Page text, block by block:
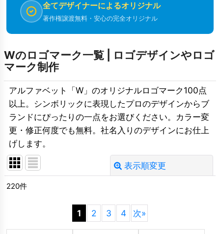
全てデザイナーによるオリジナル
著作権譲渡無料・安心の完全オリジナル
Wのロゴマーク一覧 | ロゴデザインやロゴ
マーク制作
アルファベット「W」のオリジナルロゴマーク100点
以上。シンボリックに表現したプロのデザインからブ
ランドにぴったりの一点をお選びください。カラー変
更・修正何度でも無料。社名入りのデザインにお仕上
げします。
表示順変更
絞り込む
220件
1 2 3 4 次»